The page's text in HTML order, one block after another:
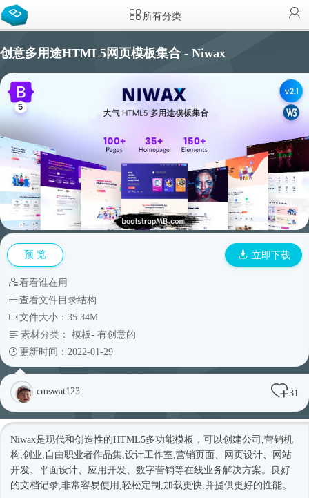
所有分类
创意多用途HTML5网页模板集合 - Niwax
预 览 立即下载
看看谁在用
查看文件目录结构
文件大小：35.34M
素材分类： 模板- 有创意的
更新时间：2022-01-29
cmswat123 31
Niwax是现代和创造性的HTML5多功能模板，可以创建公司,营销机
构,创业,自由职业者作品集,设计工作室,营销页面、网页设计、网站
开发、平面设计、应用开发、数字营销等在线业务解决方案。良好
的文档记录,非常容易使用,轻松定制,加载更快,并提供更好的性能。